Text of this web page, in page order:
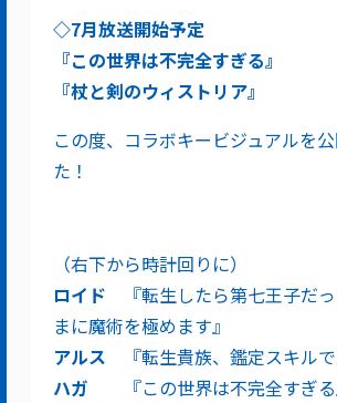
◇7月放送開始予定
『この世界は不完全すぎる』
『杖と剣のウィストリア』
この度、コラボキービジュアルを
た！
（右下から時計回りに）
ロイド 『転生したら第七王子だ
まに魔術を極めます』
アルス
『転生貴族、鑑定スキル
ハガ
『この世界は不完全すぎる